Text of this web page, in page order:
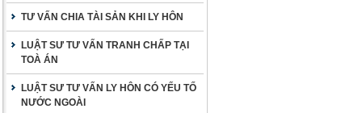
TƯ VẤN CHIA TÀI SẢN KHI LY HÔN
LUẬT SƯ TƯ VẤN TRANH CHẤP TẠI
TOÀ ÁN
LUẬT SƯ TƯ VẤN LY HÔN CÓ YẾU TỐ
NƯỚC NGOÀI